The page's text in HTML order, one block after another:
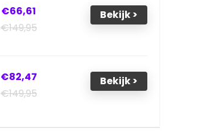
€66,61
€149,95
Bekijk >
€82,47
€149,95
Bekijk >